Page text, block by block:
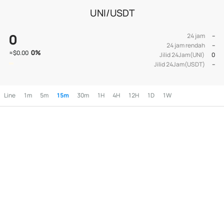
UNI/USDT
0
≈$0.00 0%
24 jam
--
24 jam rendah
--
Jilid 24Jam(UNI)
0
Jilid 24Jam(USDT)
--
Line 1m 5m 15m 30m 1H 4H 12H 1D 1W